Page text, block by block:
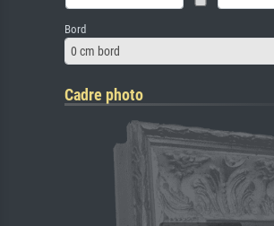
Bord
0 cm bord
Cadre photo